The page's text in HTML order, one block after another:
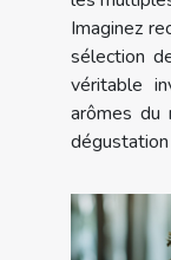
Imaginez
sélection
véritable
arômes du
dégustation